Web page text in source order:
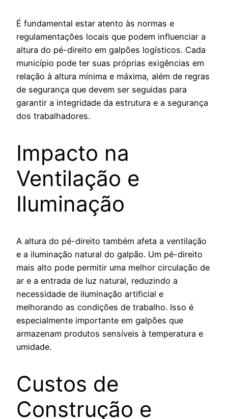
É fundamental estar atento às normas e
regulamentações locais que podem influenciar a
altura do pé-direito em galpões logísticos. Cada
município pode ter suas próprias exigências em
relação à altura mínima e máxima, além de regras
de segurança que devem ser seguidas para
garantir a integridade da estrutura e a segurança
dos trabalhadores.
Impacto na
Ventilação e
Iluminação
A altura do pé-direito também afeta a ventilação
e a iluminação natural do galpão. Um pé-direito
mais alto pode permitir uma melhor circulação de
ar e a entrada de luz natural, reduzindo a
necessidade de iluminação artificial e
melhorando as condições de trabalho. Isso é
especialmente importante em galpões que
armazenam produtos sensíveis à temperatura e
umidade.
Custos de
Construção e